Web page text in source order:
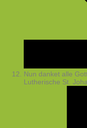
Nun danket alle
Lutherische St.